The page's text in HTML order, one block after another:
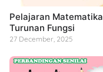
Pelajaran Matematika
Turunan Fungsi
27 December, 2025